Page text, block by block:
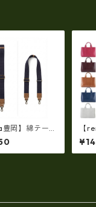
岡】綿テープ
ーベルト（rj-
豊岡製品】
【
量☆
製(